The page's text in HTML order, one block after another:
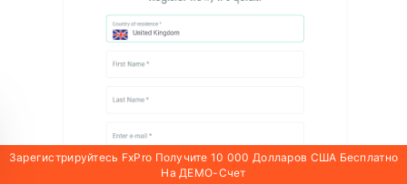
Зарегистрируйтесь FxPro Получите 10 000 Долларов США Бесплатно
На ДЕМО-Счет